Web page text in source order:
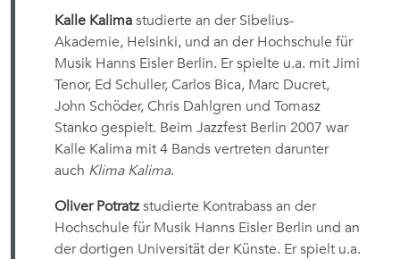
Kalle Kalima studierte an der Sibelius-
Akademie, Helsinki, und an der Hochschule für
Musik Hanns Eisler Berlin. Er spielte u.a. mit Jimi
Tenor, Ed Schuller, Carlos Bica, Marc Ducret,
John Schöder, Chris Dahlgren und Tomasz
Stanko gespielt. Beim Jazzfest Berlin 2007 war
Kalle Kalima mit 4 Bands vertreten  darunter
auch Klima Kalima.
Oliver Potratz studierte Kontrabass an der
Hochschule für Musik Hanns Eisler Berlin und an
der dortigen Universität der Künste. Er spielt u.a.